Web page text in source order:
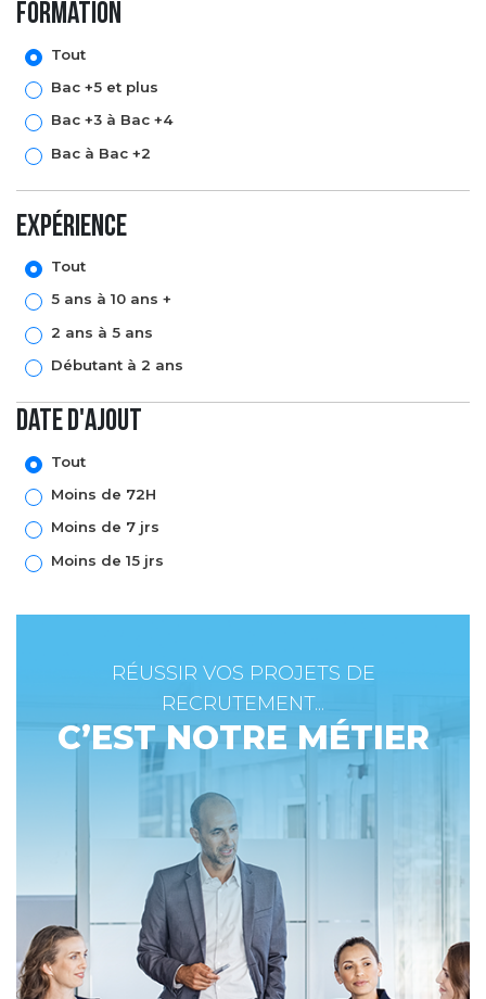
formation
Tout
Bac +5 et plus
Bac +3 à Bac +4
Bac à Bac +2
expérience
Tout
5 ans à 10 ans +
2 ans à 5 ans
Débutant à 2 ans
Date d'ajout
Tout
Moins de 72H
Moins de 7 jrs
Moins de 15 jrs
RÉUSSIR VOS PROJETS DE
RECRUTEMENT...
C’EST NOTRE MÉTIER